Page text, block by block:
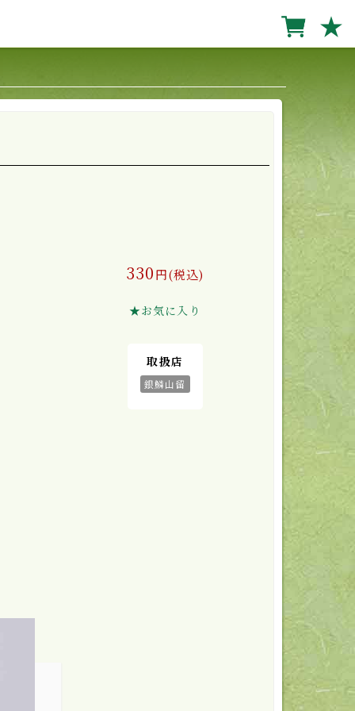
★
330円(税込)
★お気に入り
取扱店
銀鱗山留